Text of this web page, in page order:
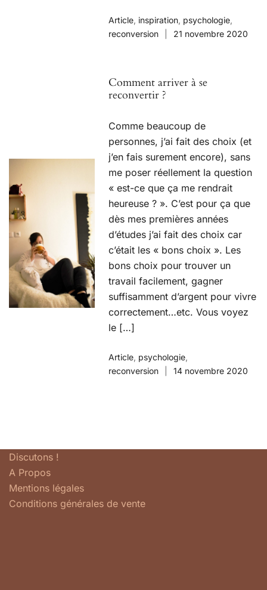
Article, inspiration, psychologie,
reconversion
21 novembre 2020
Comment arriver à se
reconvertir ?
Comme beaucoup de
personnes, j’ai fait des choix (et
j’en fais surement encore), sans
me poser réellement la question
« est-ce que ça me rendrait
heureuse ? ». C’est pour ça que
dès mes premières années
d’études j’ai fait des choix car
c’était les « bons choix ». Les
bons choix pour trouver un
travail facilement, gagner
suffisamment d’argent pour vivre
correctement…etc. Vous voyez
le […]
Article, psychologie,
reconversion
14 novembre 2020
Discutons !
A Propos
Mentions légales
Conditions générales de vente